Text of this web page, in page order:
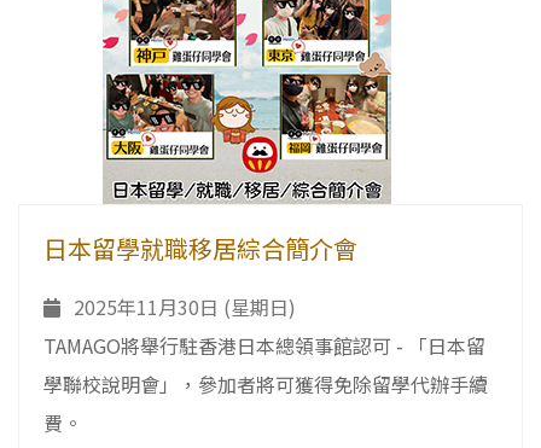
日本留學就職移居綜合簡介會
2025年11月30日 (星期日)
TAMAGO將舉行駐香港日本總領事館認可 - 「日本留
學聯校說明會」，參加者將可獲得免除留學代辦手續
費。